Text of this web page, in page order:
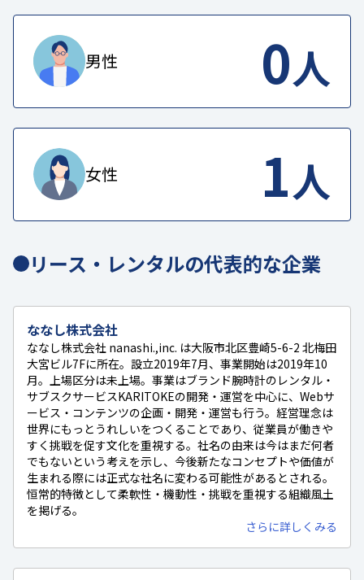
男性 0人
女性 1人
リース・レンタルの代表的な企業
ななし株式会社
ななし株式会社 nanashi.,inc. は大阪市北区豊崎5-6-2 北梅田
大宮ビル7Fに所在。設立2019年7月、事業開始は2019年10
月。上場区分は未上場。事業はブランド腕時計のレンタル・
サブスクサービスKARITOKEの開発・運営を中心に、Webサ
ービス・コンテンツの企画・開発・運営も行う。経営理念は
世界にもっとうれしいをつくることであり、従業員が働きや
すく挑戦を促す文化を重視する。社名の由来は今はまだ何者
でもないという考えを示し、今後新たなコンセプトや価値が
生まれる際には正式な社名に変わる可能性があるとされる。
恒常的特徴として柔軟性・機動性・挑戦を重視する組織風土
を掲げる。
さらに詳しくみる